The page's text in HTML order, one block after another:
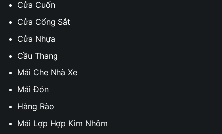
Cửa Cuốn
Cửa Cổng Sắt
Cửa Nhựa
Cầu Thang
Mái Che Nhà Xe
Mái Đón
Hàng Rào
Mái Lợp Hợp Kim Nhôm